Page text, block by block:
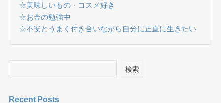
☆美味しいもの・コスメ好き
☆お金の勉強中
☆不安とうまく付き合いながら自分に正直に生きたい
検索
Recent Posts